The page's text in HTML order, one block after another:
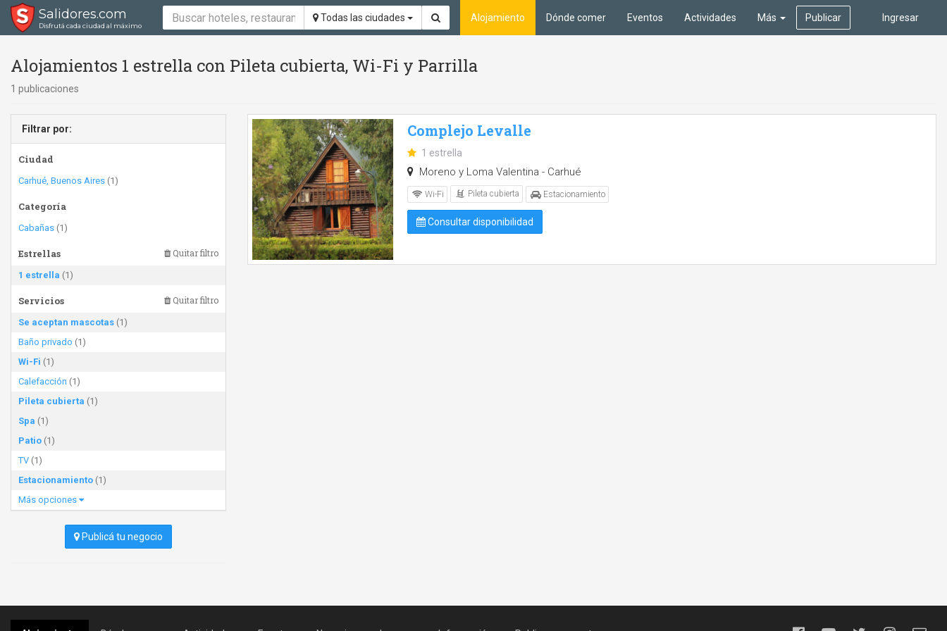
Salidores.com
Disfrutá cada ciudad al máximo
Todas las ciudades Ingresar
Alojamiento Dónde comer Eventos Actividades Más Publicar
Alojamientos 1 estrella con Pileta cubierta, Wi-Fi y Parrilla
1 publicaciones
Filtrar por:
Ciudad
Carhué, Buenos Aires (1)
Categoría
Cabañas (1)
Estrellas Quitar filtro
1 estrella (1)
Servicios Quitar filtro
Se aceptan mascotas (1)
Baño privado (1)
Wi-Fi (1)
Calefacción (1)
Pileta cubierta (1)
Spa (1)
Patio (1)
TV (1)
Estacionamiento (1)
Más opciones
Publicá tu negocio
Complejo Levalle
1 estrella
Moreno y Loma Valentina - Carhué
Wi-Fi Pileta cubierta Estacionamiento
Consultar disponibilidad